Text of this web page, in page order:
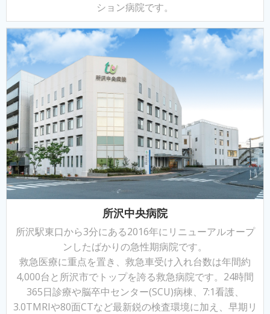
ション病院です。
所沢中央病院
所沢駅東口から3分にある2016年にリニューアルオープ
ンしたばかりの急性期病院です。
救急医療に重点を置き、救急車受け入れ台数は年間約
4,000台と 所沢市でトップを誇る救急病院です。 24時間
365日診療や脳卒中センター(SCU)病棟、7:1看護、
3.0TMRIや80面CTなど最新鋭の検査環境に加え、早期リ